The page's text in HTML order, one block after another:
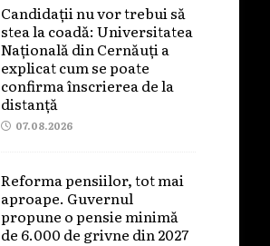
Candidații nu vor trebui să
stea la coadă: Universitatea
Națională din Cernăuți a
explicat cum se poate
confirma înscrierea de la
distanță
07.08.2026
Reforma pensiilor, tot mai
aproape. Guvernul
propune o pensie minimă
de 6.000 de grivne din 2027